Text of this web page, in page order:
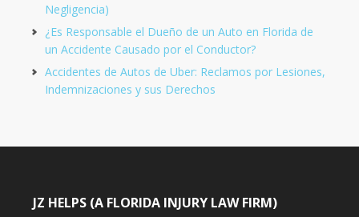
Negligencia)
¿Es Responsable el Dueño de un Auto en Florida de
un Accidente Causado por el Conductor?
Accidentes de Autos de Uber: Reclamos por Lesiones,
Indemnizaciones y sus Derechos
JZ HELPS (A FLORIDA INJURY LAW FIRM)